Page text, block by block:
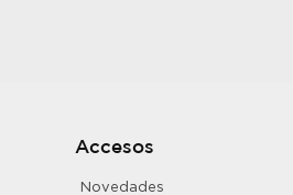
Accesos
Novedades